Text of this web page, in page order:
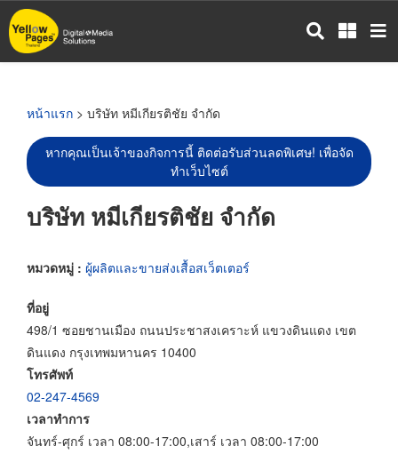
ข้าม
ไป
หน้าแรก > บริษัท หมีเกียรติชัย จำกัด
หากคุณเป็นเจ้าของกิจการนี้ ติดต่อรับส่วนลดพิเศษ! เพื่อจัด
ทำเว็บไซต์
บริษัท หมีเกียรติชัย จำกัด
หมวดหมู่ : ผู้ผลิตและขายส่งเสื้อสเว็ตเตอร์
ที่อยู่
498/1 ซอยชานเมือง ถนนประชาสงเคราะห์ แขวงดินแดง เขต
ดินแดง กรุงเทพมหานคร 10400
โทรศัพท์
02-247-4569
เวลาทำการ
จันทร์-ศุกร์ เวลา 08:00-17:00,เสาร์ เวลา 08:00-17:00